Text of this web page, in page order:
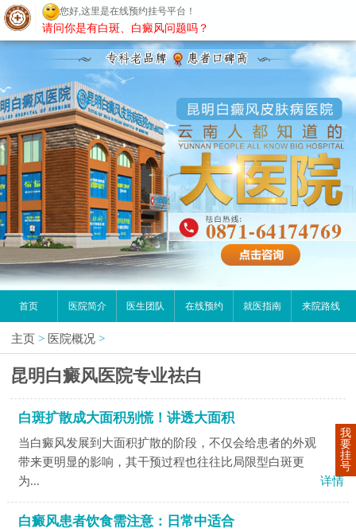
昆明白癜风医院
首页 医院简介 医生团队 在线预约 就医指南 来院路线
主页 > 医院概况 >
昆明白癜风医院专业祛白
白斑扩散成大面积别慌！讲透大面积
当白癜风发展到大面积扩散的阶段，不仅会给患者的外观
带来更明显的影响，其干预过程也往往比局限型白斑更
为...
详情
白癜风患者饮食需注意：日常中适合
我
要
挂
号
您好,这里是在线预约挂号平台！
请问你是有白斑、白癜风问题吗？